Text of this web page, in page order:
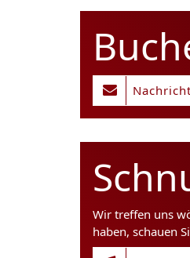
Wir treffen uns
haben, schauen